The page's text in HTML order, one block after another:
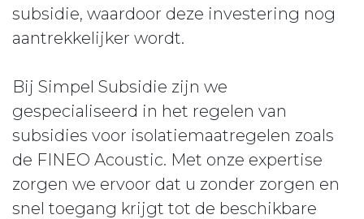
subsidie, waardoor deze investering nog
aantrekkelijker wordt.
Bij Simpel Subsidie zijn we
gespecialiseerd in het regelen van
subsidies voor isolatiemaatregelen zoals
de FINEO Acoustic. Met onze expertise
zorgen we ervoor dat u zonder zorgen en
snel toegang krijgt tot de beschikbare